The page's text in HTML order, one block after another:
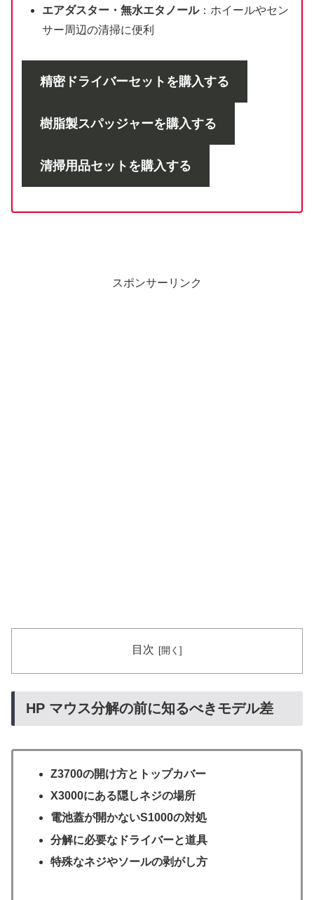
エアダスター・無水エタノール：ホイールやセン
サー周辺の清掃に便利
精密ドライバーセットを購入する
樹脂製スパッジャーを購入する
清掃用品セットを購入する
スポンサーリンク
目次
HP マウス分解の前に知るべきモデル差
Z3700の開け方とトップカバー
X3000にある隠しネジの場所
電池蓋が開かないS1000の対処
分解に必要なドライバーと道具
特殊なネジやソールの剥がし方